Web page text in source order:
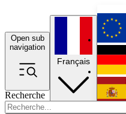
Open sub
navigation
Recherche
Français